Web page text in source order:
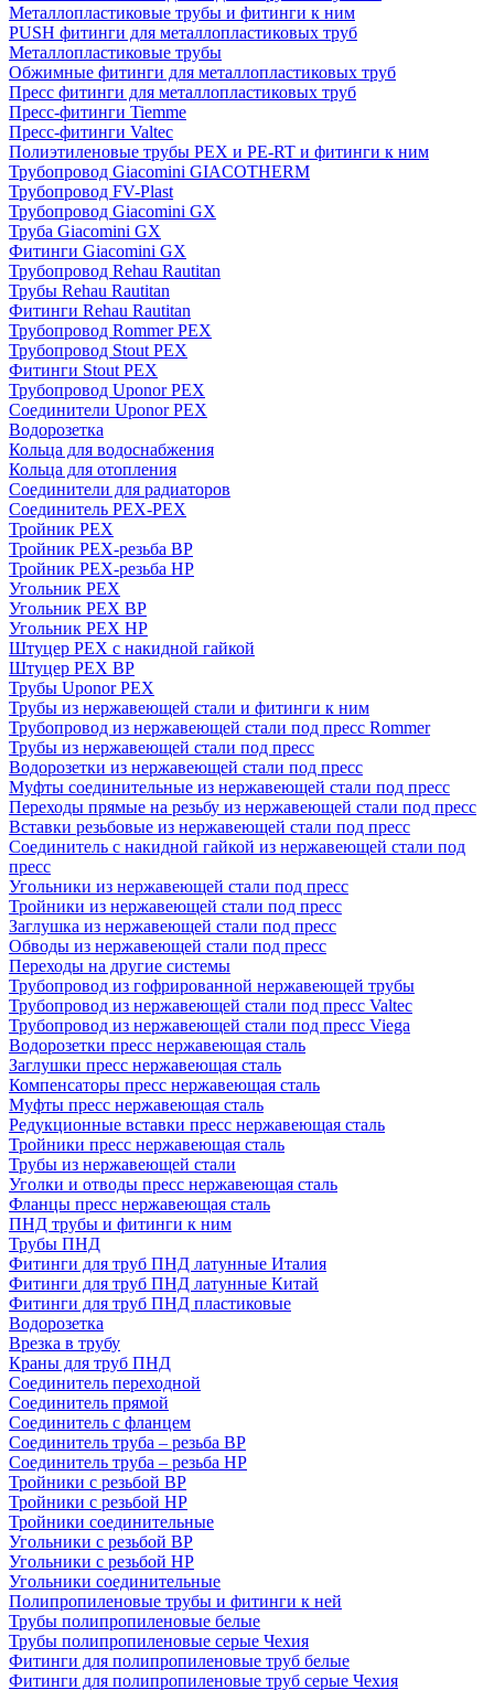
Металлопластиковые трубы и фитинги к ним
PUSH фитинги для металлопластиковых труб
Металлопластиковые трубы
Обжимные фитинги для металлопластиковых труб
Пресс фитинги для металлопластиковых труб
Пресс-фитинги Tiemme
Пресс-фитинги Valtec
Полиэтиленовые трубы PEX и PE-RT и фитинги к ним
Трубопровод Giacomini GIACOTHERM
Трубопровод FV-Plast
Трубопровод Giacomini GX
Труба Giacomini GX
Фитинги Giacomini GX
Трубопровод Rehau Rautitan
Трубы Rehau Rautitan
Фитинги Rehau Rautitan
Трубопровод Rommer PEX
Трубопровод Stout PEX
Фитинги Stout PEX
Трубопровод Uponor PEX
Соединители Uponor PEX
Водорозетка
Кольца для водоснабжения
Кольца для отопления
Соединители для радиаторов
Соединитель PEX-PEX
Тройник PEX
Тройник PEX-резьба ВР
Тройник PEX-резьба НР
Угольник PEX
Угольник PEX ВР
Угольник PEX НР
Штуцер PEX c накидной гайкой
Штуцер PEX ВР
Трубы Uponor PEX
Трубы из нержавеющей стали и фитинги к ним
Трубопровод из нержавеющей стали под пресс Rommer
Трубы из нержавеющей стали под пресс
Водорозетки из нержавеющей стали под пресс
Муфты соединительные из нержавеющей стали под пресс
Переходы прямые на резьбу из нержавеющей стали под пресс
Вставки резьбовые из нержавеющей стали под пресс
Соединитель с накидной гайкой из нержавеющей стали под
пресс
Угольники из нержавеющей стали под пресс
Тройники из нержавеющей стали под пресс
Заглушка из нержавеющей стали под пресс
Обводы из нержавеющей стали под пресс
Переходы на другие системы
Трубопровод из гофрированной нержавеющей трубы
Трубопровод из нержавеющей стали под пресс Valtec
Трубопровод из нержавеющей стали под пресс Viega
Водорозетки пресс нержавеющая сталь
Заглушки пресс нержавеющая сталь
Компенсаторы пресс нержавеющая сталь
Муфты пресс нержавеющая сталь
Редукционные вставки пресс нержавеющая сталь
Тройники пресс нержавеющая сталь
Трубы из нержавеющей стали
Уголки и отводы пресс нержавеющая сталь
Фланцы пресс нержавеющая сталь
ПНД трубы и фитинги к ним
Трубы ПНД
Фитинги для труб ПНД латунные Италия
Фитинги для труб ПНД латунные Китай
Фитинги для труб ПНД пластиковые
Водорозетка
Врезка в трубу
Краны для труб ПНД
Соединитель переходной
Соединитель прямой
Соединитель с фланцем
Соединитель труба – резьба ВР
Соединитель труба – резьба НР
Тройники с резьбой ВР
Тройники с резьбой НР
Тройники соединительные
Угольники с резьбой ВР
Угольники с резьбой НР
Угольники соединительные
Полипропиленовые трубы и фитинги к ней
Трубы полипропиленовые белые
Трубы полипропиленовые серые Чехия
Фитинги для полипропиленовые труб белые
Фитинги для полипропиленовые труб серые Чехия